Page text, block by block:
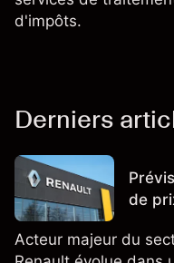
d'impôts.
Derniers
de
Acteur majeur du